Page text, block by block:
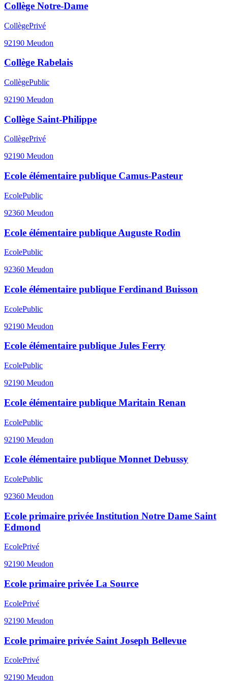
Collège Notre-Dame
CollègePrivé
92190 Meudon
Collège Rabelais
CollègePublic
92190 Meudon
Collège Saint-Philippe
CollègePrivé
92190 Meudon
Ecole élémentaire publique Camus-Pasteur
EcolePublic
92360 Meudon
Ecole élémentaire publique Auguste Rodin
EcolePublic
92360 Meudon
Ecole élémentaire publique Ferdinand Buisson
EcolePublic
92190 Meudon
Ecole élémentaire publique Jules Ferry
EcolePublic
92190 Meudon
Ecole élémentaire publique Maritain Renan
EcolePublic
92190 Meudon
Ecole élémentaire publique Monnet Debussy
EcolePublic
92360 Meudon
Ecole primaire privée Institution Notre Dame Saint
Edmond
EcolePrivé
92190 Meudon
Ecole primaire privée La Source
EcolePrivé
92190 Meudon
Ecole primaire privée Saint Joseph Bellevue
EcolePrivé
92190 Meudon